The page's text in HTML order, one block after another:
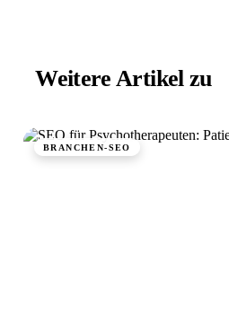
Weitere Artikel zu
BRANCHEN-SEO